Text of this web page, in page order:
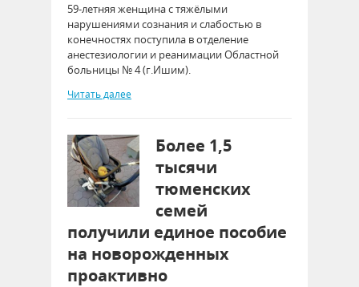
59-летняя женщина с тяжёлыми
нарушениями сознания и слабостью в
конечностях поступила в отделение
анестезиологии и реанимации Областной
больницы № 4 (г.Ишим).
Читать далее
Более 1,5
тысячи
тюменских
семей
получили единое пособие
на новорожденных
проактивно